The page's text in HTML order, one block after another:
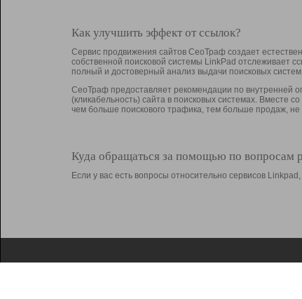
Как улучшить эффект от ссылок?
Сервис продвижения сайтов СеоТраф создает
собственной поисковой системы LinkPad отслеживает
полный и достоверный анализ выдачи поисковых
СеоТраф предоставляет рекомендации по внутренней
(кликабельность) сайта в поисковых системах. Вместе
чем больше поискового трафика, тем больше продаж,
Куда обращаться за помощью по вопросам
Если у вас есть вопросы относительно сервисов